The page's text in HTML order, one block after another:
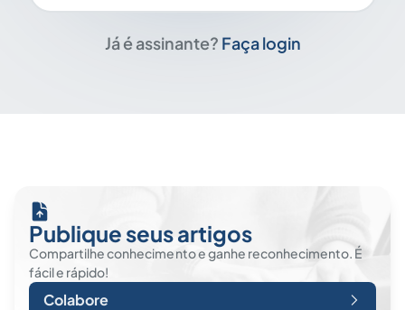
Já é assinante? Faça login
Publique seus artigos
Compartilhe conhecimento e ganhe reconhecimento. É
fácil e rápido!
Colabore